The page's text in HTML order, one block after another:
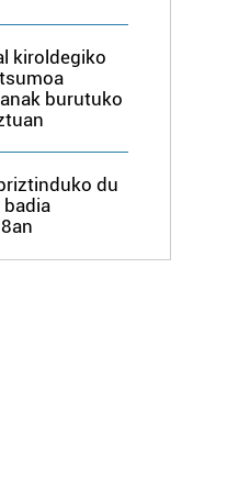
kiroldegiko
burutuko
du
badia